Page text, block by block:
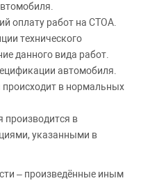
оплату работ на СТОА.
технического
данного вида работ.
автомобиля.
в нормальных
производится в
указанными в
– произведённые иным